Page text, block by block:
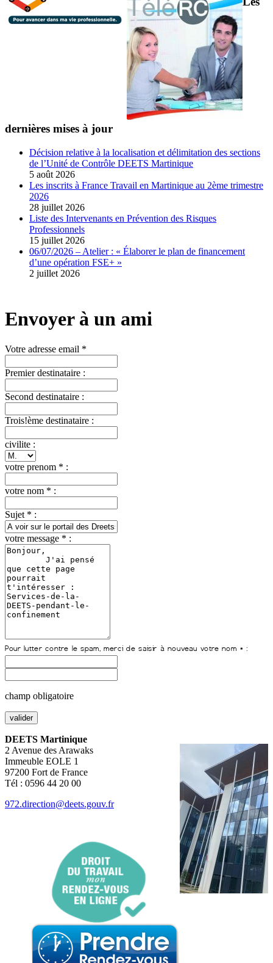
dernières mises à jour
Décision relative à la localisation et délimitation des sections
de l’Unité de Contrôle DEETS Martinique
5 août 2026
Les inscrits à France Travail en Martinique au 2ème trimestre
2026
28 juillet 2026
Liste des Intervenants en Prévention des Risques
Professionnels
15 juillet 2026
06/07/2026 – Atelier : « Élaborer le plan de financement
d’une opération FSE+ »
2 juillet 2026
Envoyer à un ami
Votre adresse email *
Premier destinataire :
Second destinataire :
Trois!ème destinataire :
civilite :
votre prenom * :
votre nom * :
Sujet * :
votre message * :
champ obligatoire
DEETS Martinique
2 Avenue des Arawaks
Immeuble EOLE 1
97200 Fort de France
Tél : 0596 44 20 00
972.direction@deets.gouv.fr